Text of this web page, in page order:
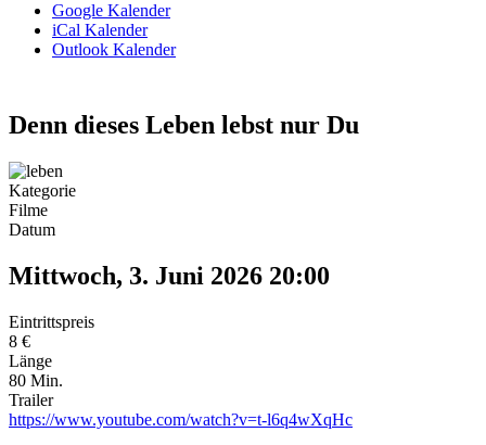
Google Kalender
iCal Kalender
Outlook Kalender
Denn dieses Leben lebst nur Du
Kategorie
Filme
Datum
Mittwoch, 3. Juni 2026 20:00
Eintrittspreis
8 €
Länge
80 Min.
Trailer
https://www.youtube.com/watch?v=t-l6q4wXqHc